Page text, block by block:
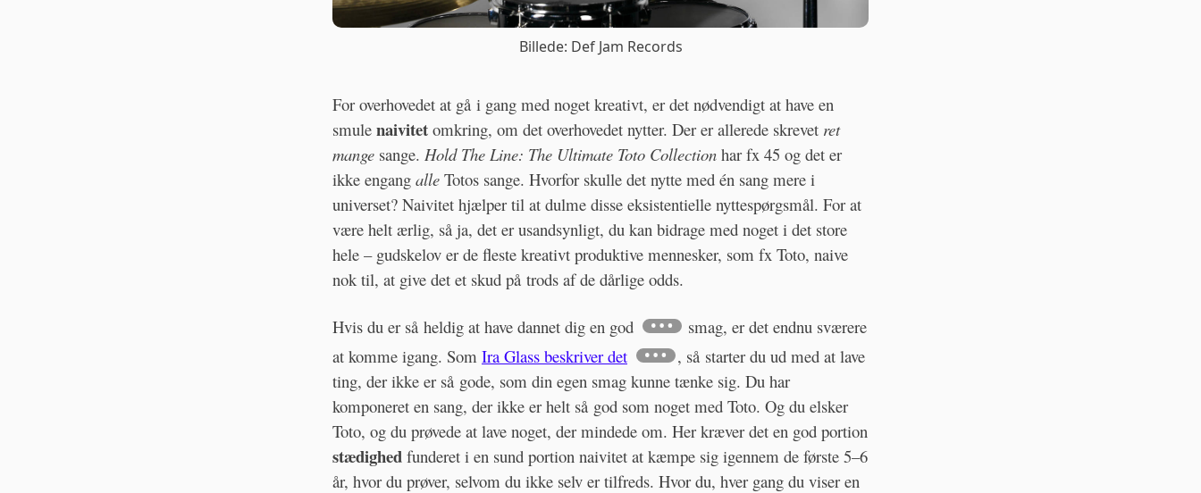
Billede: Def Jam Records
For overhovedet at gå i gang med noget kreativt, er det nødvendigt at have en
smule naivitet omkring, om det overhovedet nytter. Der er allerede skrevet ret
mange sange. Hold The Line: The Ultimate Toto Collection har fx 45 og det er
ikke engang alle Totos sange. Hvorfor skulle det nytte med én sang mere i
universet? Naivitet hjælper til at dulme disse eksistentielle nyttespørgsmål. For at
være helt ærlig, så ja, det er usandsynligt, du kan bidrage med noget i det store
hele – gudskelov er de fleste kreativt produktive mennesker, som fx Toto, naive
nok til, at give det et skud på trods af de dårlige odds.
Hvis du er så heldig at have dannet dig en god
smag, er det endnu sværere
at komme igang. Som Ira Glass beskriver det
, så starter du ud med at lave
ting, der ikke er så gode, som din egen smag kunne tænke sig. Du har
komponeret en sang, der ikke er helt så god som noget med Toto. Og du elsker
Toto, og du prøvede at lave noget, der mindede om. Her kræver det en god portion
stædighed funderet i en sund portion naivitet at kæmpe sig igennem de første 5–6
år, hvor du prøver, selvom du ikke selv er tilfreds. Hvor du, hver gang du viser en